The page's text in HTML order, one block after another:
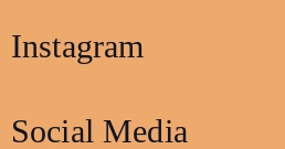
Instagram
Social Media